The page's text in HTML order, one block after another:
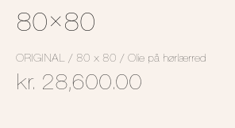
80×80
ORIGINAL / 80 x 80 / Olie på hørlærred
kr. 28,600.00